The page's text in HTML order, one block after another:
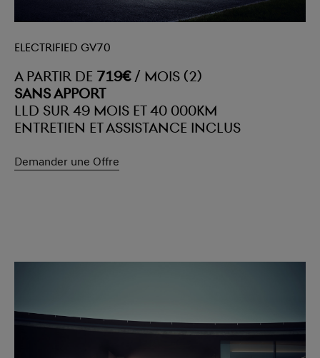
Electrified GV70
A PARTIR DE719€/ MOIS (2)
SANS APPORT
LLD SUR 49 MOIS ET 40 000KM
ENTRETIEN ET ASSISTANCE INCLUS
Demander une Offre